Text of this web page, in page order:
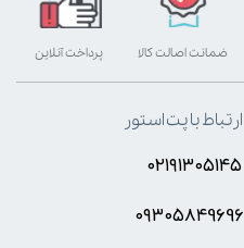
پرداخت آنلاین ضمانت اصالت کالا
ارتباط با پت استور
۰۲۱۹۱۳۰۵۱۴۵
۰۹۳۰۵8۴9696